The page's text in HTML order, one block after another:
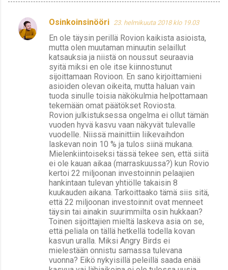
K
o
Osinkoinsinööri 23. helmikuuta 2018 klo 19.03
En ole täysin perillä Rovion kaikista asioista,
mutta olen muutaman minuutin selaillut
katsauksia ja niistä on noussut seuraavia
syitä miksi en ole itse kiinnostunut
sijoittamaan Rovioon. En sano kirjoittamieni
asioiden olevan oikeita, mutta haluan vain
tuoda sinulle toisia näkökulmia helpottamaan
tekemään omat päätökset Roviosta.
Rovion julkistuksessa ongelma ei ollut tämän
vuoden hyvä kasvu vaan näkyvät tulevalle
vuodelle. Niissä mainittiin liikevaihdon
laskevan noin 10 % ja tulos siinä mukana.
Mielenkiintoiseksi tässä tekee sen, että siitä
ei ole kauan aikaa (marraskuussa?) kun Rovio
kertoi 22 miljoonan investoinnin pelaajien
hankintaan tulevan yhtiölle takaisin 8
kuukauden aikana. Tarkoittaako tämä siis sitä,
että 22 miljoonan investoinnit ovat menneet
täysin tai ainakin suurimmilta osin hukkaan?
Toinen sijoittajien mieltä laskeva asia on se,
että peliala on tällä hetkellä todella kovan
kasvun uralla. Miksi Angry Birds ei
mielestään onnistu samassa tulevana
vuonna? Eikö nykyisillä peleillä saada enää